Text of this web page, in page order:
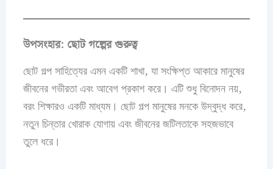
উপসংহার: ছোট গল্পের গুরুত্ব
ছোট গল্প সাহিত্যের এমন একটি শাখা, যা সংক্ষিপ্ত আকারে মানুষের
জীবনের গভীরতা এবং আবেগ প্রকাশ করে। এটি শুধু বিনোদন নয়,
বরং শিক্ষারও একটি মাধ্যম। ছোট গল্প মানুষের মনকে উদ্বুদ্ধ করে,
নতুন চিন্তার খোরাক যোগায় এবং জীবনের জটিলতাকে সহজভাবে
তুলে ধরে।